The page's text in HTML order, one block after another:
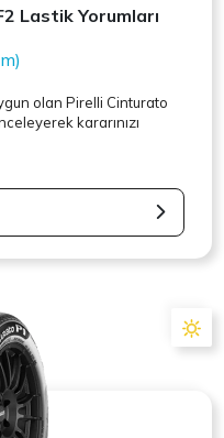
Lastik Yorumları
olanPirelli Cinturato
kararınızı